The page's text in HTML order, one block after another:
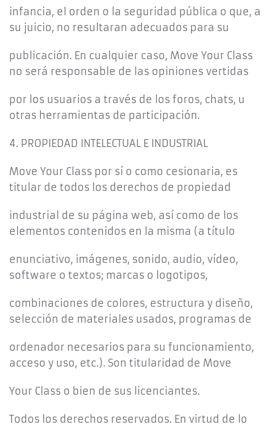
infancia, el orden o la seguridad pública o que, a
su juicio, no resultaran adecuados para su
publicación. En cualquier caso, Move Your Class
no será responsable de las opiniones vertidas
por los usuarios a través de los foros, chats, u
otras herramientas de participación.
4. PROPIEDAD INTELECTUAL E INDUSTRIAL
Move Your Class por sí o como cesionaria, es
titular de todos los derechos de propiedad
industrial de su página web, así como de los
elementos contenidos en la misma (a título
enunciativo, imágenes, sonido, audio, vídeo,
software o textos; marcas o logotipos,
combinaciones de colores, estructura y diseño,
selección de materiales usados, programas de
ordenador necesarios para su funcionamiento,
acceso y uso, etc.). Son titularidad de Move
Your Class o bien de sus licenciantes.
Todos los derechos reservados. En virtud de lo